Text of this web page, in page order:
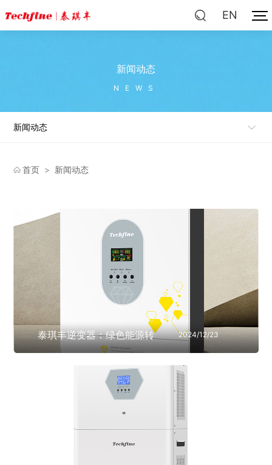
EN
新闻动态
NEWS
新闻动态
首页 > 新闻动态
泰琪丰逆变器：绿色能源转
换的卓越之选
2024/12/23